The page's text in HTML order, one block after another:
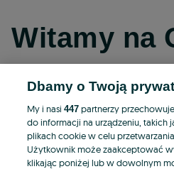
Witamy na
Kontynuuj
Kontynuuj
Dbamy o Twoją
My i nasi447 partnerzy
do informacji na urządzeniu, takich
plikach cookie w celu
Użytkownik może zaakceptować
klikając poniżej lub w dowolnym